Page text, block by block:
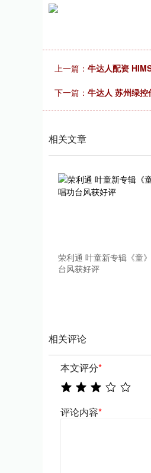
上一篇： 牛达人配资
下一篇： 牛达人 苏州绿
相关文章
荣利通 叶童新专辑《童
台风获好评
相关评论
本文评分*
评论内容*